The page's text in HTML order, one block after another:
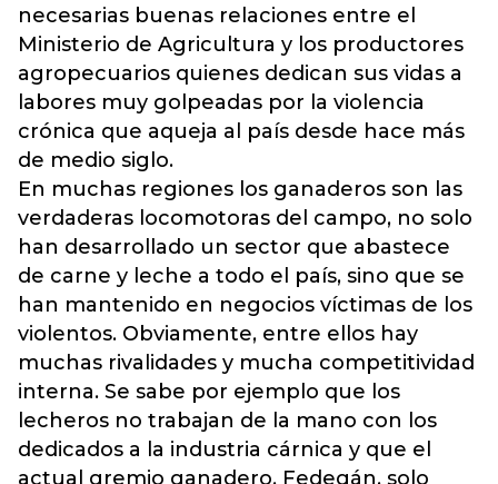
necesarias buenas relaciones entre el
Ministerio de Agricultura y los productores
agropecuarios quienes dedican sus vidas a
labores muy golpeadas por la violencia
crónica que aqueja al país desde hace más
de medio siglo.
En muchas regiones los ganaderos son las
verdaderas locomotoras del campo, no solo
han desarrollado un sector que abastece
de carne y leche a todo el país, sino que se
han mantenido en negocios víctimas de los
violentos. Obviamente, entre ellos hay
muchas rivalidades y mucha competitividad
interna. Se sabe por ejemplo que los
lecheros no trabajan de la mano con los
dedicados a la industria cárnica y que el
actual gremio ganadero, Fedegán, solo